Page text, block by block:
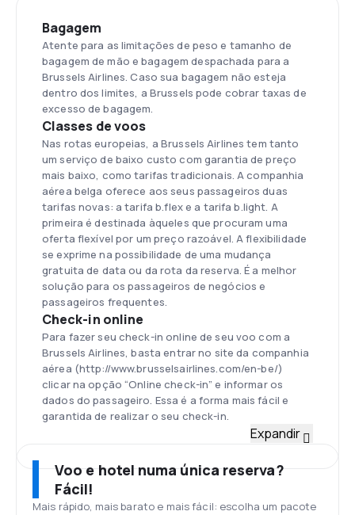
Bagagem
Atente para as limitações de peso e tamanho de
bagagem de mão e bagagem despachada para a
Brussels Airlines. Caso sua bagagem não esteja
dentro dos limites, a Brussels pode cobrar taxas de
excesso de bagagem.
Classes de voos
Nas rotas europeias, a Brussels Airlines tem tanto
um serviço de baixo custo com garantia de preço
mais baixo, como tarifas tradicionais. A companhia
aérea belga oferece aos seus passageiros duas
tarifas novas: a tarifa b.flex e a tarifa b.light. A
primeira é destinada àqueles que procuram uma
oferta flexível por um preço razoável. A flexibilidade
se exprime na possibilidade de uma mudança
gratuita de data ou da rota da reserva. É a melhor
solução para os passageiros de negócios e
passageiros frequentes.
Check-in online
Para fazer seu check-in online de seu voo com a
Brussels Airlines, basta entrar no site da companhia
aérea (http://www.brusselsairlines.com/en-be/)
clicar na opção “Online check-in” e informar os
dados do passageiro. Essa é a forma mais fácil e
garantida de realizar o seu check-in.
tipos e tamanhos, entre as quais, estão: Airbus
(A319, A330), Boeing (737), Avro 100, BAE 146.
Aeroporto Internacional de Bruxelas
Expandir
Voo e hotel numa única reserva?
Fácil!
Mais rápido, mais barato e mais fácil: escolha um pacote